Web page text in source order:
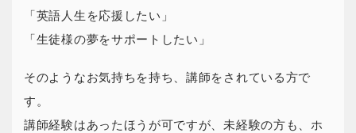
「英語人生を応援したい」
「生徒様の夢をサポートしたい」
そのようなお気持ちを持ち、講師をされている方で
す。
講師経験はあったほうが可ですが、未経験の方も、ホ